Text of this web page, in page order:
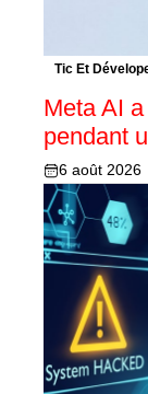
Tic Et
Meta AI
pendant
6 août 2026